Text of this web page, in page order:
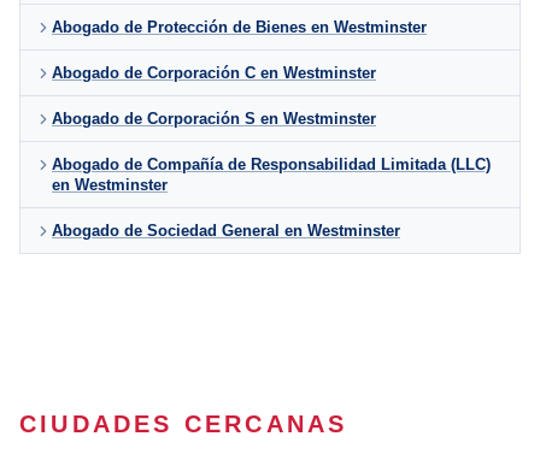
Abogado de Protección de Bienes en Westminster
Abogado de Corporación C en Westminster
Abogado de Corporación S en Westminster
Abogado de Compañía de Responsabilidad Limitada (LLC)
en Westminster
Abogado de Sociedad General en Westminster
CIUDADES CERCANAS